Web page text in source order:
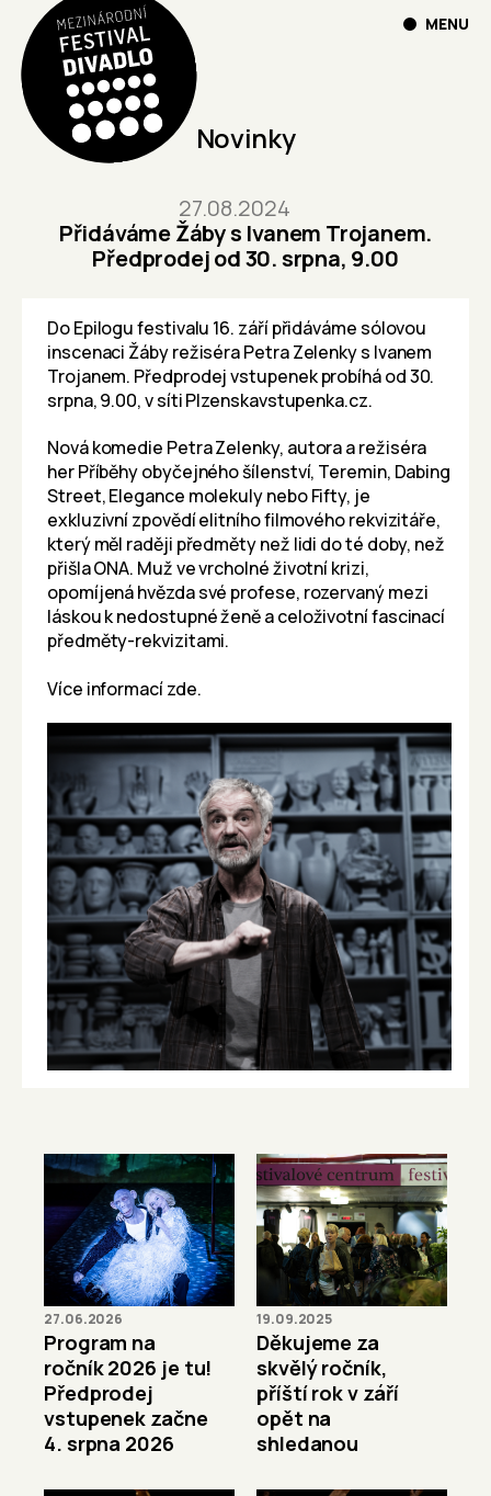
MENU
Novinky
27.08.2024
Přidáváme Žáby s Ivanem Trojanem.
Předprodej od 30. srpna, 9.00
Do Epilogu festivalu 16. září přidáváme sólovou
inscenaci Žáby režiséra Petra Zelenky s Ivanem
Trojanem. Předprodej vstupenek probíhá od 30.
srpna, 9.00, v sítiPlzenskavstupenka.cz.
Nová komedie Petra Zelenky, autora a režiséra
her Příběhy obyčejného šílenství, Teremin, Dabing
Street, Elegance molekuly nebo Fifty, je
exkluzivní zpovědí elitního filmového rekvizitáře,
který měl raději předměty než lidi do té doby, než
přišla ONA. Muž ve vrcholné životní krizi,
opomíjená hvězda své profese, rozervaný mezi
láskou k nedostupné ženě a celoživotní fascinací
předměty-rekvizitami.
Více informacízde.
27.06.2026
Program na
ročník 2026 je tu!
Předprodej
vstupenek začne
4. srpna 2026
19.09.2025
Děkujeme za
skvělý ročník,
příští rok v září
opět na
shledanou